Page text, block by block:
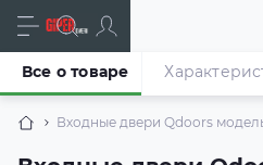
Входные двери Qdoors
Все о товаре